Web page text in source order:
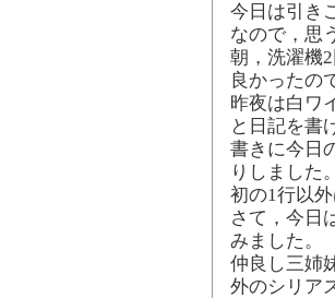
今日は引き
なので，思
朝，洗濯機
良かったの
昨夜は白ワ
と日記を書
書きに今日
りしました
初の1行以
さて，今日
みました。
仲良し三姉
外のシリア